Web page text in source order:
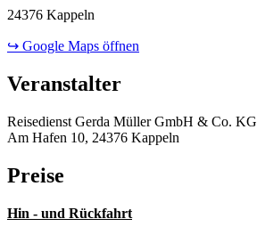
24376 Kappeln
↪ Google Maps öffnen
Veranstalter
Reisedienst Gerda Müller GmbH & Co. KG
Am Hafen 10, 24376 Kappeln
Preise
Hin - und Rückfahrt